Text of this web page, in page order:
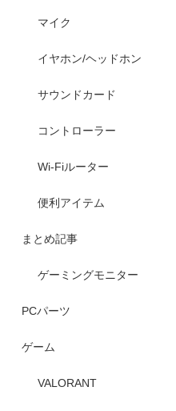
マイク
イヤホン/ヘッドホン
サウンドカード
コントローラー
Wi-Fiルーター
便利アイテム
まとめ記事
ゲーミングモニター
PCパーツ
ゲーム
VALORANT